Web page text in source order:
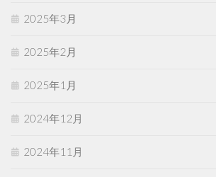
2025年3月
2025年2月
2025年1月
2024年12月
2024年11月